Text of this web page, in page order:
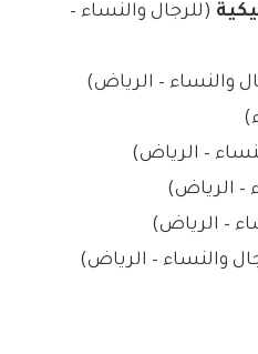
(للرجال والنساء –
والنساء – الرياض)
– الرياض)
– الرياض)
– الرياض)
والنساء – الرياض)